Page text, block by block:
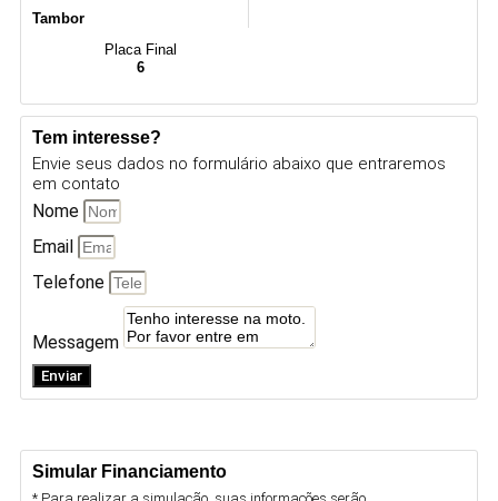
Tambor
Placa Final
6
Tem interesse?
Envie seus dados no formulário abaixo que entraremos
em contato
Nome
Email
Telefone
Messagem
Enviar
Simular Financiamento